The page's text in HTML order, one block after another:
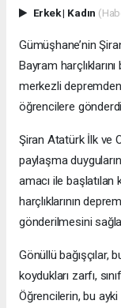
Erkek| Kadın
Gümüşhane’nin
Bayram
merkezli
öğrencilere
Şiran Atatürk İlk ve
paylaşma
amacı ile
harçlıklarının
gönderilmesini
Gönüllü bağışçılar,
koydukları zarfı,
Öğrencilerin, bu ayki